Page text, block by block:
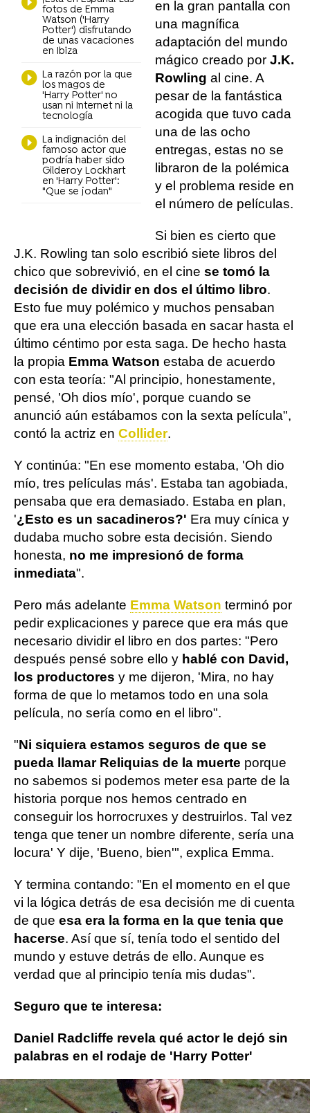
fotos de Emma
Watson ('Harry
Potter') disfrutando
de unas vacaciones
en Ibiza
La razón por la que
los magos de
'Harry Potter' no
usan ni Internet ni la
tecnología
La indignación del
famoso actor que
podría haber sido
Gilderoy Lockhart
en 'Harry Potter':
"Que se jodan"
en la gran pantalla con
una magnífica
adaptación del mundo
mágico creado por J.K.
Rowling al cine. A
pesar de la fantástica
acogida que tuvo cada
una de las ocho
entregas, estas no se
libraron de la polémica
y el problema reside en
el número de películas.
Si bien es cierto que
J.K. Rowling tan solo escribió siete libros del
chico que sobrevivió, en el cine se tomó la
decisión de dividir en dos el último libro.
Esto fue muy polémico y muchos pensaban
que era una elección basada en sacar hasta el
último céntimo por esta saga. De hecho hasta
la propia Emma Watson estaba de acuerdo
con esta teoría: "Al principio, honestamente,
pensé, 'Oh dios mío', porque cuando se
anunció aún estábamos con la sexta película",
contó la actriz en Collider.
Y continúa: "En ese momento estaba, 'Oh dio
mío, tres películas más'. Estaba tan agobiada,
pensaba que era demasiado. Estaba en plan,
'¿Esto es un sacadineros?' Era muy cínica y
dudaba mucho sobre esta decisión. Siendo
honesta, no me impresionó de forma
inmediata".
Pero más adelante Emma Watson terminó por
pedir explicaciones y parece que era más que
necesario dividir el libro en dos partes: "Pero
después pensé sobre ello y hablé con David,
los productores y me dijeron, 'Mira, no hay
forma de que lo metamos todo en una sola
película, no sería como en el libro".
"Ni siquiera estamos seguros de que se
pueda llamar Reliquias de la muerte porque
no sabemos si podemos meter esa parte de la
historia porque nos hemos centrado en
conseguir los horrocruxes y destruirlos. Tal vez
tenga que tener un nombre diferente, sería una
locura' Y dije, 'Bueno, bien'", explica Emma.
Y termina contando: "En el momento en el que
vi la lógica detrás de esa decisión me di cuenta
de que esa era la forma en la que tenia que
hacerse. Así que sí, tenía todo el sentido del
mundo y estuve detrás de ello. Aunque es
verdad que al principio tenía mis dudas".
Seguro que te interesa:
Daniel Radcliffe revela qué actor le dejó sin
palabras en el rodaje de 'Harry Potter'
Emma Watson harry potter